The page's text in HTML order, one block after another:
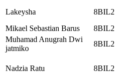
Lakeysha
8BIL2
Mikael Sebastian Barus
8BIL2
Muhamad Anugrah Dwi
jatmiko
8BIL2
Nadzia Ratu 8BIL2